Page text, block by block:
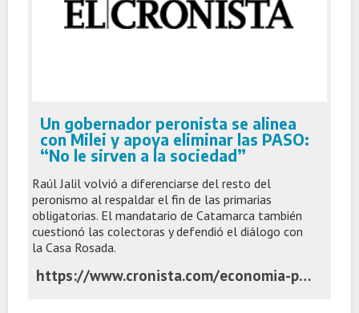
Un gobernador peronista se alinea
con Milei y apoya eliminar las PASO:
“No le sirven a la sociedad”
Raúl Jalil volvió a diferenciarse del resto del
peronismo al respaldar el fin de las primarias
obligatorias. El mandatario de Catamarca también
cuestionó las colectoras y defendió el diálogo con
la Casa Rosada.
https://www.cronista.com/economia-politica/un-gobernador-peronista-se-alinea-con-milei-y-apoya-eliminar-las-paso-no-le-sirven-a-la-sociedad/